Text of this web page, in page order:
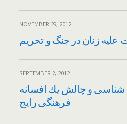
NOVEMBER 29, 2012
زنان در جنگ و تحریم
SEPTEMBER 2, 2012
و چالش یك افسانه
فرهنگی رایج